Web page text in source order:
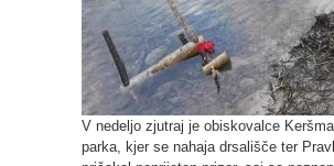
V nedeljo zjutraj je obiskovalce
parka, kjer se nahaja drsališče ter